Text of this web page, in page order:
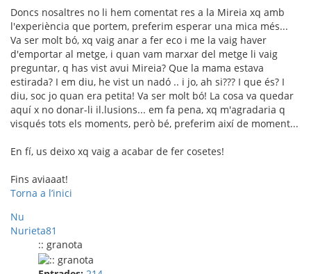
Doncs nosaltres no li hem comentat res a la Mireia xq amb
l'experiència que portem, preferim esperar una mica més...
Va ser molt bó, xq vaig anar a fer eco i me la vaig haver
d'emportar al metge, i quan vam marxar del metge li vaig
preguntar, q has vist avui Mireia? Que la mama estava
estirada? I em diu, he vist un nadó .. i jo, ah si??? I que és? I
diu, soc jo quan era petita! Va ser molt bó! La cosa va quedar
aquí x no donar-li il.lusions... em fa pena, xq m'agradaria q
visqués tots els moments, però bé, preferim així de moment...
En fí, us deixo xq vaig a acabar de fer cosetes!
Fins aviaaat!
Torna a l’inici
Nu
Nurieta81
:: granota